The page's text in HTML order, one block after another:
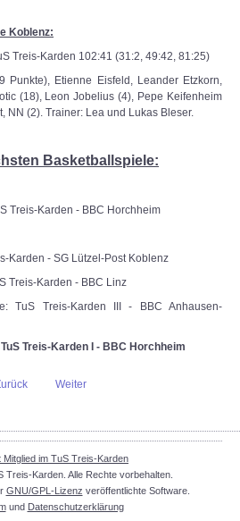
Koblenz:
Treis-Karden 102:41 (31:2, 49:42, 81:25)
Punkte), Etienne Eisfeld, Leander Etzkorn,
(18), Leon Jobelius (4), Pepe Keifenheim
NN (2). Trainer: Lea und Lukas Bleser.
Basketballspiele:
Treis-Karden - BBC Horchheim
Karden - SG Lützel-Post Koblenz
Treis-Karden - BBC Linz
TuS Treis-Karden III - BBC Anhausen-
Treis-Karden I - BBC Horchheim
Weiter
Mitglied im TuS Treis-Karden
Treis-Karden. Alle Rechte vorbehalten.
GNU/GPL-Lizenz veröffentlichte Software.
und Datenschutzerklärung